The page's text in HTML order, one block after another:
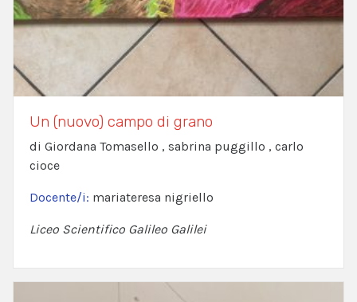
Un (nuovo) campo di grano
di Giordana Tomasello , sabrina puggillo , carlo
cioce
Docente/i: mariateresa nigriello
Liceo Scientifico Galileo Galilei